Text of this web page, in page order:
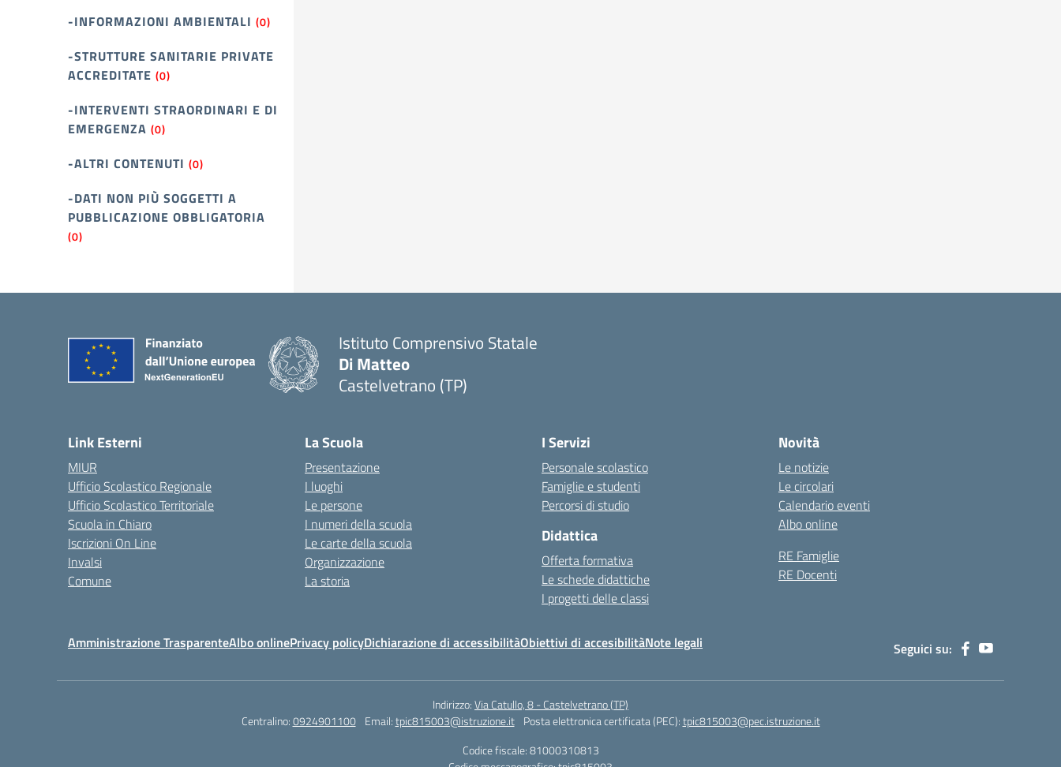
-INFORMAZIONI AMBIENTALI (0)
-STRUTTURE SANITARIE PRIVATE
ACCREDITATE (0)
-INTERVENTI STRAORDINARI E DI
EMERGENZA (0)
-ALTRI CONTENUTI (0)
-DATI NON PIÙ SOGGETTI A
PUBBLICAZIONE OBBLIGATORIA
(0)
Istituto Comprensivo Statale
Di Matteo
Castelvetrano (TP)
Link Esterni
MIUR
Ufficio Scolastico Regionale
Ufficio Scolastico Territoriale
Scuola in Chiaro
Iscrizioni On Line
Invalsi
Comune
La Scuola
Presentazione
I luoghi
Le persone
I numeri della scuola
Le carte della scuola
Organizzazione
La storia
I Servizi
Personale scolastico
Famiglie e studenti
Percorsi di studio
Didattica
Offerta formativa
Le schede didattiche
I progetti delle classi
Novità
Le notizie
Le circolari
Calendario eventi
Albo online
RE Famiglie
RE Docenti
Amministrazione TrasparenteAlbo onlinePrivacy policyDichiarazione di accessibilitàObiettivi di accesibilitàNote legali Seguici su:
Indirizzo:Via Catullo, 8 - Castelvetrano (TP)
Centralino:0924901100 Email:tpic815003@istruzione.it Posta elettronica certificata (PEC):tpic815003@pec.istruzione.it
Codice fiscale: 81000310813